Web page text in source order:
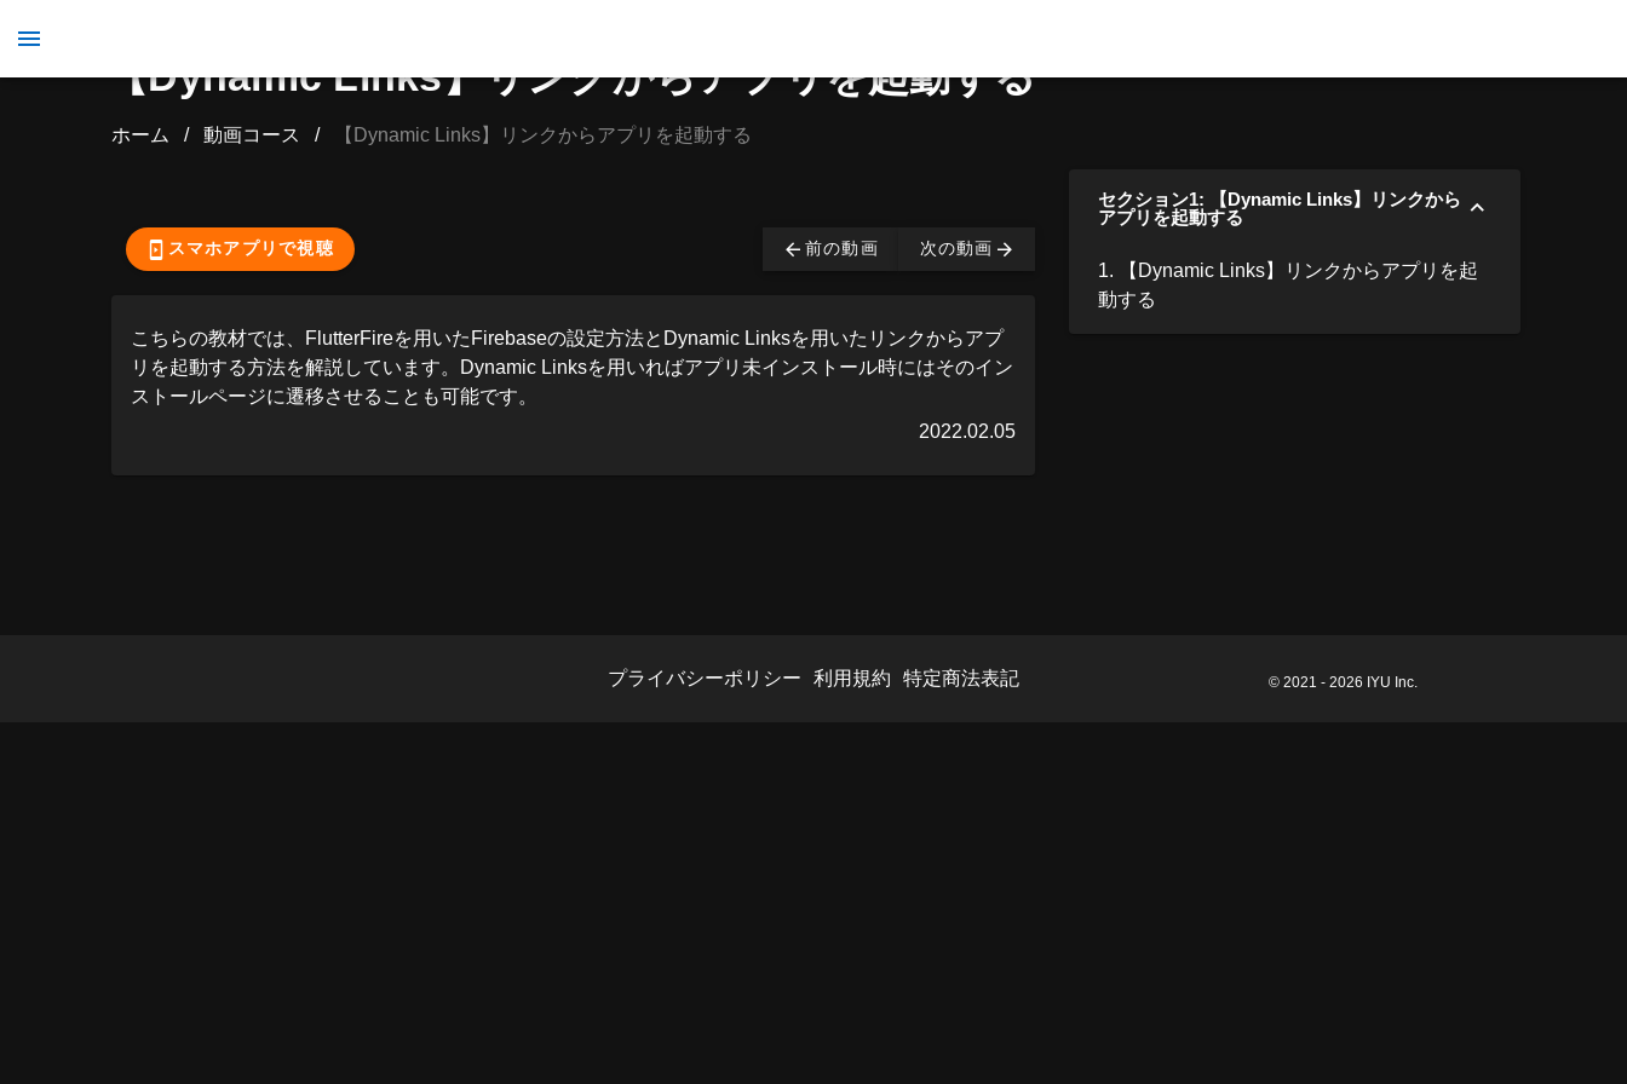
【Dynamic Links】リンクからアプリを起動する
ホーム / 動画コース / 【Dynamic Links】リンクからアプリを起動する
スマホアプリで視聴
前の動画 次の動画
こちらの教材では、FlutterFireを用いたFirebaseの設定方法とDynamic Linksを用いたリンクからアプ
リを起動する方法を解説しています。Dynamic Linksを用いればアプリ未インストール時にはそのイン
ストールページに遷移させることも可能です。
2022.02.05
セクション1: 【Dynamic Links】リンクから
アプリを起動する
1. 【Dynamic Links】リンクからアプリを起
動する
プライバシーポリシー 利用規約 特定商法表記 © 2021 - 2026 IYU Inc.